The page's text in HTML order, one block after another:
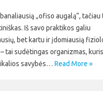
„ofiso augalą“, tačiau
Iš savo praktikos galiu
bet kartu ir įdomiausią
tai sudėtingas organizmas,
savybės… Read More »